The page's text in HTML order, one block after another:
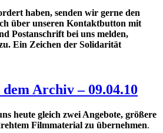
haben, senden wir gerne den
über unseren Kontaktbutton mit
Postanschrift bei uns melden,
Ein Zeichen der Solidarität
Archiv – 09.04.10
heute gleich zwei Angebote, größere
Filmmaterial zu übernehmen.